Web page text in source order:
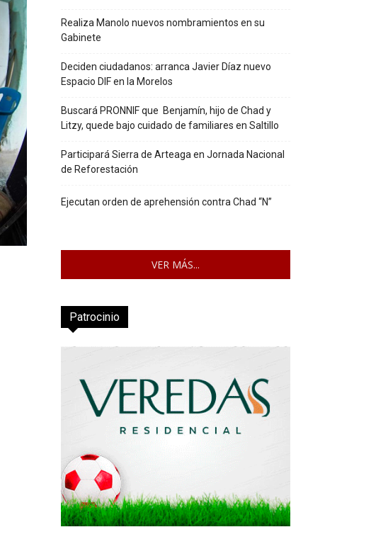
Realiza Manolo nuevos nombramientos en su
Gabinete
Deciden ciudadanos: arranca Javier Díaz nuevo
Espacio DIF en la Morelos
Buscará PRONNIF que Benjamín, hijo de Chad y
Litzy, quede bajo cuidado de familiares en Saltillo
Participará Sierra de Arteaga en Jornada Nacional
de Reforestación
Ejecutan orden de aprehensión contra Chad “N”
VER MÁS...
Patrocinio